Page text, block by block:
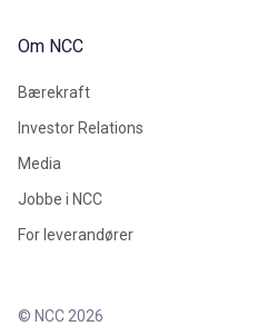
Om NCC
Bærekraft
Investor Relations
Media
Jobbe i NCC
For leverandører
© NCC 2026